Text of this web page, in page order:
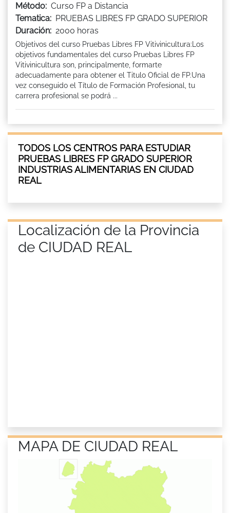
Método: Curso FP a Distancia
Tematica: PRUEBAS LIBRES FP GRADO SUPERIOR
Duración: 2000 horas
Objetivos del curso Pruebas Libres FP Vitivinicultura:Los
objetivos fundamentales del curso Pruebas Libres FP
Vitivinicultura son, principalmente, formarte
adecuadamente para obtener el Titulo Oficial de FP.Una
vez conseguido el Título de Formación Profesional, tu
carrera profesional se podrá ...
TODOS LOS CENTROS PARA ESTUDIAR
PRUEBAS LIBRES FP GRADO SUPERIOR
INDUSTRIAS ALIMENTARIAS EN CIUDAD
REAL
Localización de la Provincia
de CIUDAD REAL
MAPA DE CIUDAD REAL